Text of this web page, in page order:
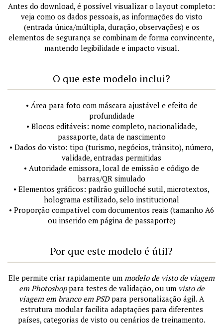
Antes do download, é possível visualizar o layout completo:
veja como os dados pessoais, as informações do visto
(entrada única/múltipla, duração, observações) e os
elementos de segurança se combinam de forma convincente,
mantendo legibilidade e impacto visual.
O que este modelo inclui?
• Área para foto com máscara ajustável e efeito de
profundidade
• Blocos editáveis: nome completo, nacionalidade,
passaporte, data de nascimento
• Dados do visto: tipo (turismo, negócios, trânsito), número,
validade, entradas permitidas
• Autoridade emissora, local de emissão e código de
barras/QR simulado
• Elementos gráficos: padrão guilloché sutil, microtextos,
holograma estilizado, selo institucional
• Proporção compatível com documentos reais (tamanho A6
ou inserido em página de passaporte)
Por que este modelo é útil?
Ele permite criar rapidamente um modelo de visto de viagem
em Photoshoppara testes de validação, ou um visto de
viagem em branco em PSDpara personalização ágil. A
estrutura modular facilita adaptações para diferentes
países, categorias de visto ou cenários de treinamento.